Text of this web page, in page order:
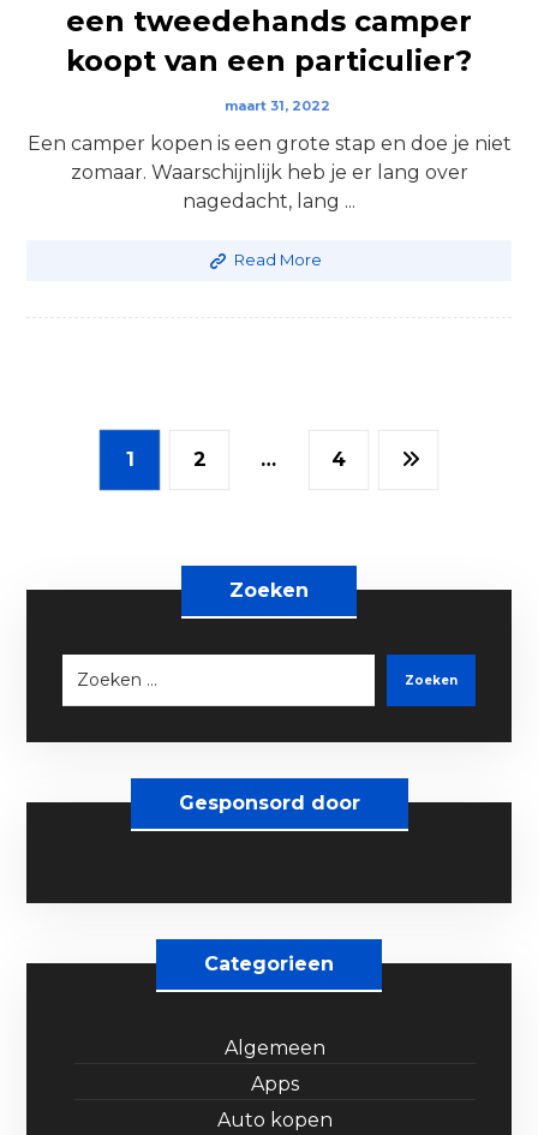
een tweedehands camper
koopt van een particulier?
maart 31, 2022
Een camper kopen is een grote stap en doe je niet
zomaar. Waarschijnlijk heb je er lang over
nagedacht, lang ...
Read More
1 2 … 4
Zoeken
Zoeken
Gesponsord door
Categorieen
Algemeen
Apps
Auto kopen